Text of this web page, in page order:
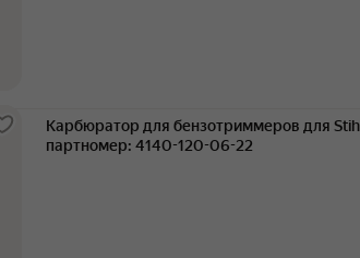
Карбюратор для бензотриммеров для
партномер: 4140-120-06-22